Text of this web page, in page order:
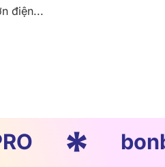
điện...
bonbon